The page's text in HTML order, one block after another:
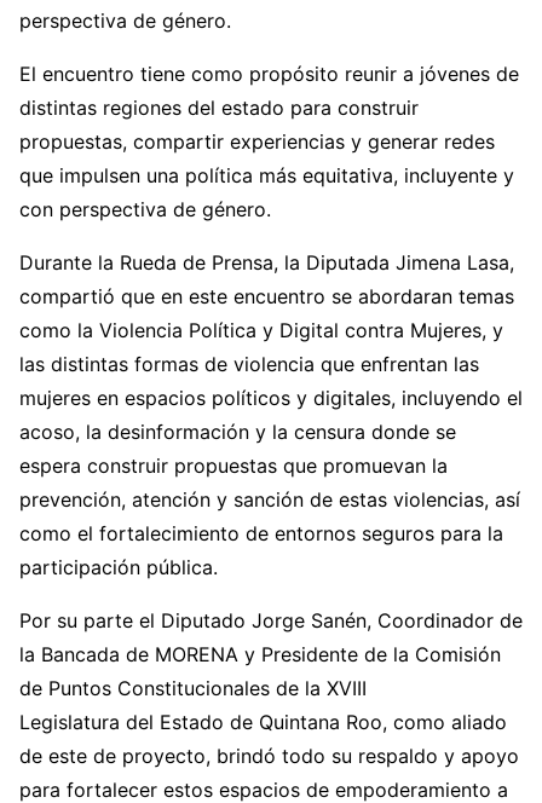
perspectiva de género.
El encuentro tiene como propósito reunir a jóvenes de
distintas regiones del estado para construir
propuestas, compartir experiencias y generar redes
que impulsen una política más equitativa, incluyente y
con perspectiva de género.
Durante la Rueda de Prensa, la Diputada Jimena Lasa,
compartió que en este encuentro se abordaran temas
como la Violencia Política y Digital contra Mujeres, y
las distintas formas de violencia que enfrentan las
mujeres en espacios políticos y digitales, incluyendo el
acoso, la desinformación y la censura donde se
espera construir propuestas que promuevan la
prevención, atención y sanción de estas violencias, así
como el fortalecimiento de entornos seguros para la
participación pública.
Por su parte el Diputado Jorge Sanén, Coordinador de
la Bancada de MORENA y Presidente de la Comisión
de Puntos Constitucionales de la XVIII
Legislatura del Estado de Quintana Roo, como aliado
de este de proyecto, brindó todo su respaldo y apoyo
para fortalecer estos espacios de empoderamiento a